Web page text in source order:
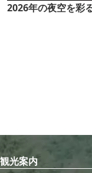
2026年の夜空を彩
観光案内